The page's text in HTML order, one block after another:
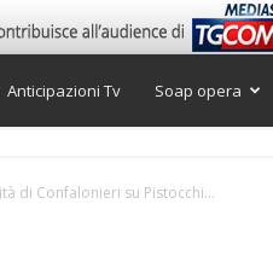
Anticipazioni Tv Soap opera
di Confalonieri su Pistocchi...